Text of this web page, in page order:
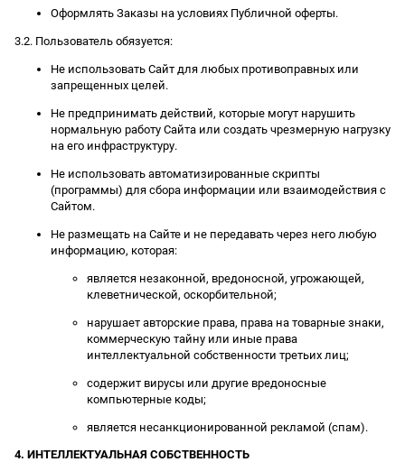
Оформлять Заказы на условиях Публичной оферты.
3.2. Пользователь обязуется:
Не использовать Сайт для любых противоправных или
запрещенных целей.
Не предпринимать действий, которые могут нарушить
нормальную работу Сайта или создать чрезмерную нагрузку
на его инфраструктуру.
Не использовать автоматизированные скрипты
(программы) для сбора информации или взаимодействия с
Сайтом.
Не размещать на Сайте и не передавать через него любую
информацию, которая:
является незаконной, вредоносной, угрожающей,
клеветнической, оскорбительной;
нарушает авторские права, права на товарные знаки,
коммерческую тайну или иные права
интеллектуальной собственности третьих лиц;
содержит вирусы или другие вредоносные
компьютерные коды;
является несанкционированной рекламой (спам).
4. ИНТЕЛЛЕКТУАЛЬНАЯ СОБСТВЕННОСТЬ